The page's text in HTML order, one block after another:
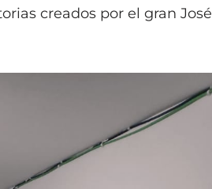
creados por el gran José